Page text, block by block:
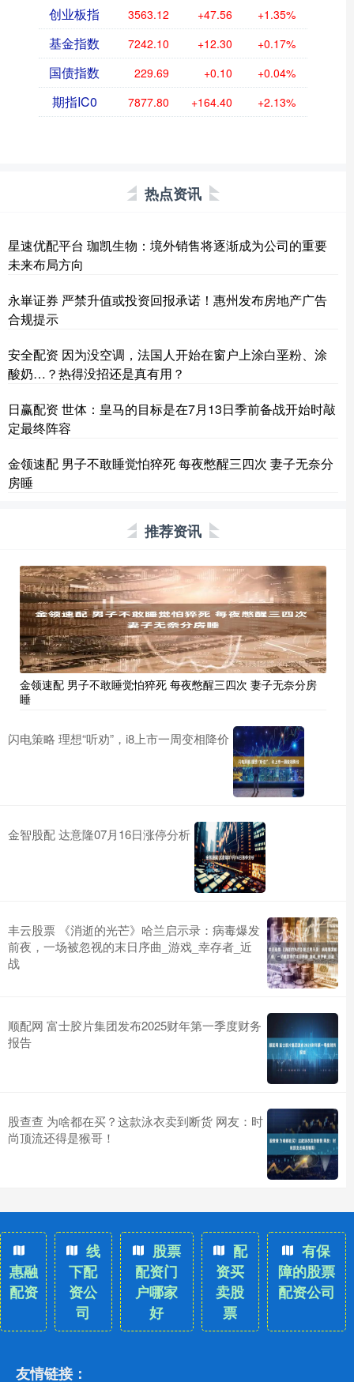
创业板指 3563.12 +47.56 +1.35%
基金指数 7242.10 +12.30 +0.17%
国债指数 229.69 +0.10 +0.04%
期指IC0 7877.80 +164.40 +2.13%
热点资讯
星速优配平台 珈凯生物：境外销售将逐渐成为公司的重要
未来布局方向
永崋证券 严禁升值或投资回报承诺！惠州发布房地产广告
合规提示
安全配资 因为没空调，法国人开始在窗户上涂白垩粉、涂
酸奶…？热得没招还是真有用？
日赢配资 世体：皇马的目标是在7月13日季前备战开始时敲
定最终阵容
金领速配 男子不敢睡觉怕猝死 每夜憋醒三四次 妻子无奈分
房睡
推荐资讯
金领速配 男子不敢睡觉怕猝死 每夜憋醒三四次 妻子无奈分房
睡
闪电策略 理想“听劝”，i8上市一周变相降价
金智股配 达意隆07月16日涨停分析
丰云股票 《消逝的光芒》哈兰启示录：病毒爆发
前夜，一场被忽视的末日序曲_游戏_幸存者_近
战
顺配网 富士胶片集团发布2025财年第一季度财务
报告
股查查 为啥都在买？这款泳衣卖到断货 网友：时
尚顶流还得是猴哥！
惠融
配资
线
下配
资公
司
股票
配资门
户哪家
好
配
资买
卖股
票
有保
障的股票
配资公司
友情链接：